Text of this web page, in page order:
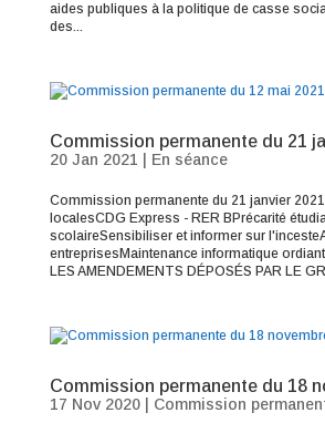
aides publiques à la politique de casse
des...
Commission permanente du 21
20 Jan 2021 En séance
Commission permanente du 21 janvier
localesCDG Express - RER BPrécarité
scolaireSensibiliser et informer sur
entreprisesMaintenance informatique
LES AMENDEMENTS DÉPOSÉS PAR LE
Commission permanente du 18
17 Nov 2020| Commission